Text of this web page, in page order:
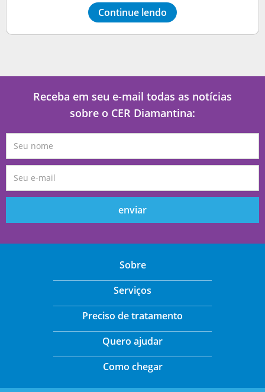
Continue lendo
Receba em seu e-mail todas as notícias
sobre o CER Diamantina:
Sobre
Serviços
Preciso de tratamento
Quero ajudar
Como chegar